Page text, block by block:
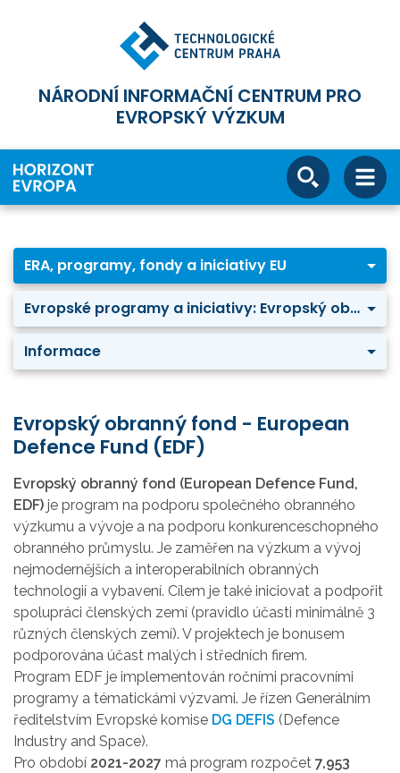
NÁRODNÍ INFORMAČNÍ CENTRUM PRO
EVROPSKÝ VÝZKUM
ERA, programy, fondy a iniciativy EU
Evropské programy a iniciativy: Evropský obranný fond
Informace
Evropský obranný fond - European
Defence Fund (EDF)
Evropský obranný fond (European Defence Fund,
EDF) je program na podporu společného obranného
výzkumu a vývoje a na podporu konkurenceschopného
obranného průmyslu. Je zaměřen na výzkum a vývoj
nejmodernějších a interoperabilních obranných
technologií a vybavení. Cílem je také iniciovat a podpořit
spolupráci členských zemí (pravidlo účasti minimálně 3
různých členských zemí). V projektech je bonusem
podporována účast malých i středních firem.
Program EDF je implementován ročními pracovními
programy a tématickámi výzvami. Je řízen Generálním
ředitelstvím Evropské komise DG DEFIS (Defence
Industry and Space).
Pro období 2021-2027 má program rozpočet 7,953